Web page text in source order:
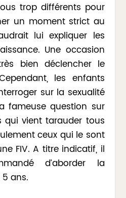
trop différents pour
un moment strict au
lui expliquer les
Une occasion
bien déclencher le
les enfants
sur la sexualité
fameuse question sur
qui vient tarauder tous
ceux qui le sont
FIV. A titre indicatif, il
d’aborder la
ans.